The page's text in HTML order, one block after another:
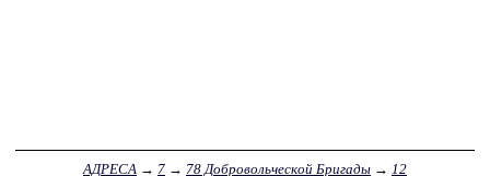
АДРЕСА → 7 → 78 Добровольческой Бригады → 12